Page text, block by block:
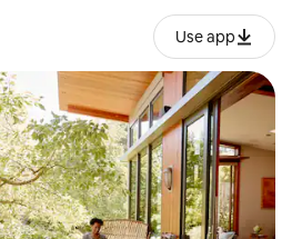
Use app